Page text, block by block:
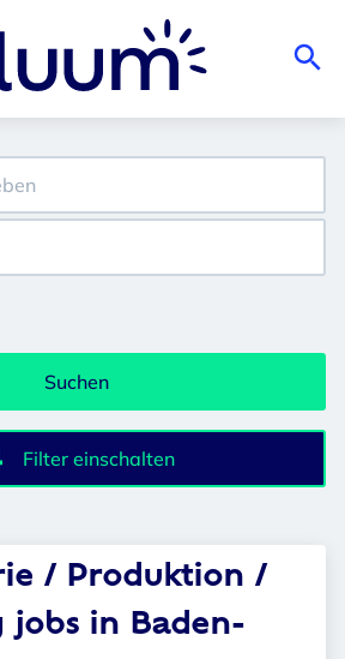
Suchen
Filter einschalten
/ Produktion /
jobs in Baden-